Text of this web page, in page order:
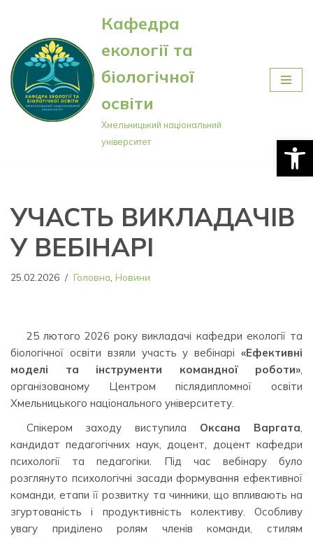
Перейти
до
вмісту
Кафедра
екології та
біологічної
освіти
Хмельницький національний
університет
УЧАСТЬ ВИКЛАДАЧІВ
У ВЕБІНАРІ
25.02.2026 Головна Новини
25 лютого 2026 року викладачі кафедри екології та
біологічної освіти взяли участь у вебінарі «Ефективні
моделі та інструменти командної роботи»,
організованому Центром післядипломної освіти
Хмельницького національного університету.
Спікером заходу виступила Оксана Варгата,
кандидат педагогічних наук, доцент, доцент кафедри
психології та педагогіки. Під час вебінару було
розглянуто психологічні засади формування ефективної
команди, етапи її розвитку та чинники, що впливають на
згуртованість і продуктивність колективу. Особливу
увагу приділено ролям членів команди, стилям